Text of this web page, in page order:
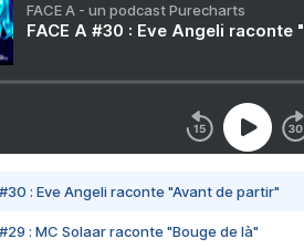
FACE A - un podcast Purecharts
FACE A #30 : Eve Angeli raconte
#30 : Eve Angeli raconte "Avant de partir"
#29 : MC Solaar raconte "Bouge de là"